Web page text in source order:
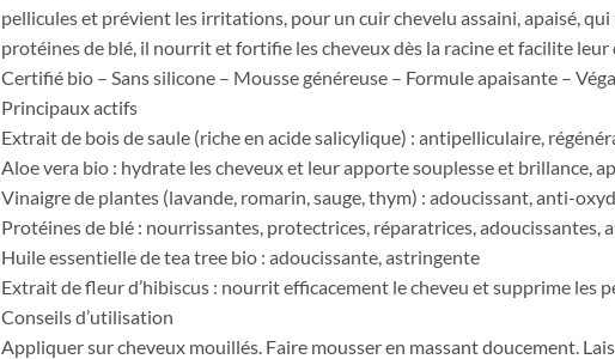
pellicules et prévient les irritations, pour un cuir chevelu assaini, apaisé,
protéines de blé, il nourrit et fortifie les cheveux dès la racine et facilite leur
Certifié bio – Sans silicone – Mousse généreuse – Formule apaisante –
Principaux actifs
Extrait de bois de saule (riche en acide salicylique) : antipelliculaire,
Aloe vera bio : hydrate les cheveux et leur apporte souplesse et brillance,
Vinaigre de plantes (lavande, romarin, sauge, thym) : adoucissant, anti-
Protéines de blé : nourrissantes, protectrices, réparatrices, adoucissantes,
Huile essentielle de tea tree bio : adoucissante, astringente
Extrait de fleur d’hibiscus : nourrit efficacement le cheveu et supprime les
Conseils d’utilisation
Appliquer sur cheveux mouillés. Faire mousser en massant doucement.